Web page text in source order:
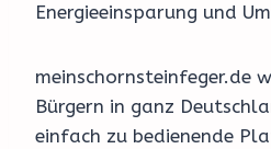
Energieeinsparung und
meinschornsteinfeger.de
Bürgern in ganz
einfach zu bedienende